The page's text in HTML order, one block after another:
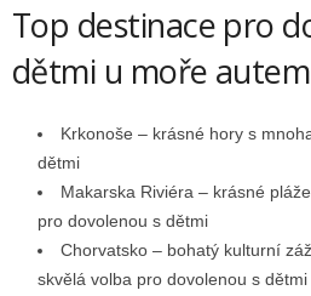
Top destinace pro
dětmi u moře autem
Krkonoše – krásné hory s
dětmi
Makarska Riviéra – krásné
pro dovolenou s dětmi
Chorvatsko – bohatý kulturní
skvělá volba pro dovolenou s dětmi